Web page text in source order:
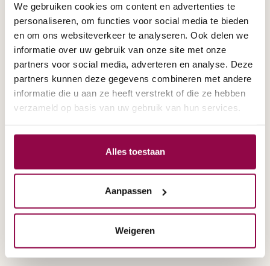
We gebruiken cookies om content en advertenties te
personaliseren, om functies voor social media te bieden
en om ons websiteverkeer te analyseren. Ook delen we
informatie over uw gebruik van onze site met onze
partners voor social media, adverteren en analyse. Deze
partners kunnen deze gegevens combineren met andere
informatie die u aan ze heeft verstrekt of die ze hebben
verzameld op basis van uw gebruik van hun services.
Alles toestaan
Aanpassen
Weigeren
scootmobielen die nu door de gemeente via de WMO
geleverd worden zijn over het algemeen driewiel
scootmobielen. Dit zijn juist de modellen waar de meeste
ongelukken mee gebeuren. Veilig Verkeer Nederland pleit
voor stabiele scootmobielen. Een vier- of een vijfwiel
scootmobiel is vele malen stabieler en kan voor een
drastische verlaging van het aantal verkeersslachtoffers
zorgen.
Nieuwe regels voor scootmobielen
Minister Habers (Infrastructuur en Waterstaat) heeft
regels voor gehandicaptenvoertuigen. Hierin gaat hij
rekening houden met de adviezen van het SWOV. Zij
adviseren onder anderen dat de scootmobielen een
aan te passen en dat er een rem voorziening moet komen
op een scootmobiel.